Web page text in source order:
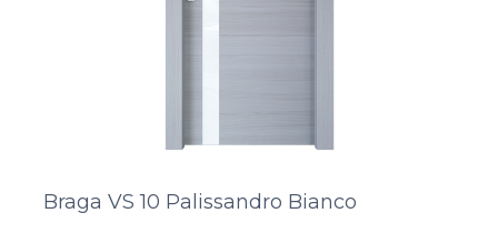
Braga VS 10 Palissandro Bianco